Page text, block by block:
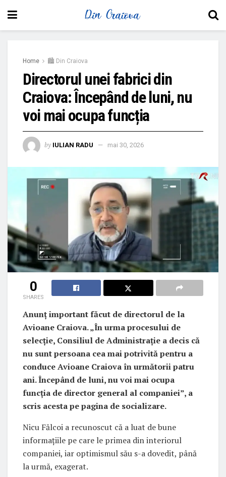
Home 🏙 Din Craiova
Directorul unei fabrici din
Craiova: Începând de luni, nu
voi mai ocupa funcția
by IULIAN RADU mai 30, 2026
0
SHARES
Anunț important făcut de directorul de la
Avioane Craiova. „În urma procesului de
selecție, Consiliul de Administrație a decis că
nu sunt persoana cea mai potrivită pentru a
conduce Avioane Craiova în următorii patru
ani. Începând de luni, nu voi mai ocupa
funcția de director general al companiei”, a
scris acesta pe pagina de socializare.
Nicu Fălcoi a recunoscut că a luat de bune
informațiile pe care le primea din interiorul
companiei, iar optimismul său s-a dovedit, până
la urmă, exagerat.